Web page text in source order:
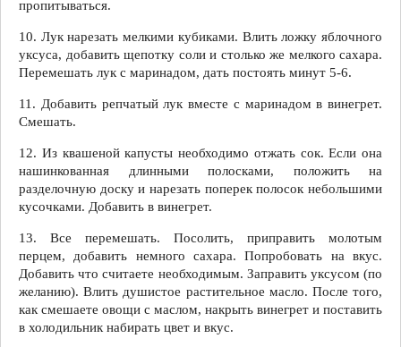
пропитываться.
10. Лук нарезать мелкими кубиками. Влить ложку яблочного
уксуса, добавить щепотку соли и столько же мелкого сахара.
Перемешать лук с маринадом, дать постоять минут 5-6.
11. Добавить репчатый лук вместе с маринадом в винегрет.
Смешать.
12. Из квашеной капусты необходимо отжать сок. Если она
нашинкованная длинными полосками, положить на
разделочную доску и нарезать поперек полосок небольшими
кусочками. Добавить в винегрет.
13. Все перемешать. Посолить, приправить молотым
перцем, добавить немного сахара. Попробовать на вкус.
Добавить что считаете необходимым. Заправить уксусом (по
желанию). Влить душистое растительное масло. После того,
как смешаете овощи с маслом, накрыть винегрет и поставить
в холодильник набирать цвет и вкус.